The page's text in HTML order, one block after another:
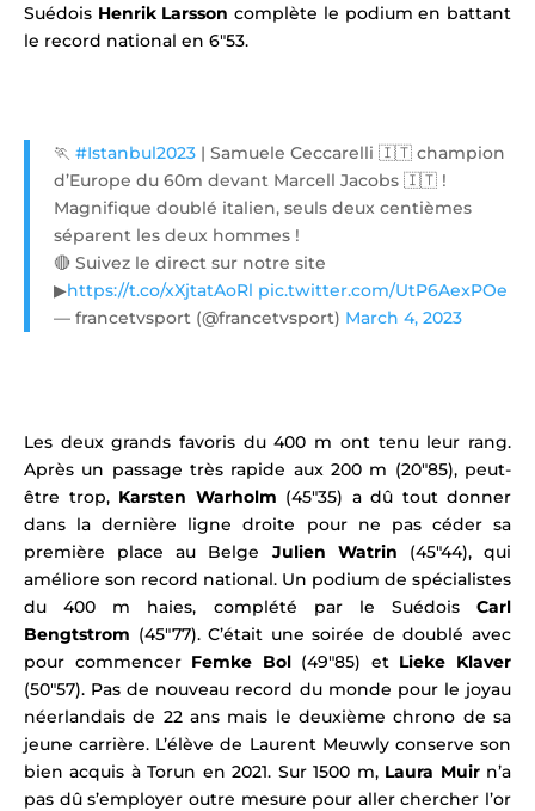
Suédois Henrik Larsson complète le podium en battant
le record national en 6″53.
🏃 #Istanbul2023 | Samuele Ceccarelli 🇮🇹 champion
d’Europe du 60m devant Marcell Jacobs 🇮🇹 !
Magnifique doublé italien, seuls deux centièmes
séparent les deux hommes !
🔴 Suivez le direct sur notre site
▶https://t.co/xXjtatAoRl pic.twitter.com/UtP6AexPOe
— francetvsport (@francetvsport) March 4, 2023
Les deux grands favoris du 400 m ont tenu leur rang.
Après un passage très rapide aux 200 m (20″85), peut-
être trop, Karsten Warholm (45″35) a dû tout donner
dans la dernière ligne droite pour ne pas céder sa
première place au Belge Julien Watrin (45″44), qui
améliore son record national. Un podium de spécialistes
du 400 m haies, complété par le Suédois Carl
Bengtstrom (45″77). C’était une soirée de doublé avec
pour commencer Femke Bol(49″85) et Lieke Klaver
(50″57). Pas de nouveau record du monde pour le joyau
néerlandais de 22 ans mais le deuxième chrono de sa
jeune carrière. L’élève de Laurent Meuwly conserve son
bien acquis à Torun en 2021. Sur 1500 m, Laura Muirn’a
pas dû s’employer outre mesure pour aller chercher l’or